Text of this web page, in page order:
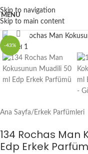
Skip to navigation
Skip to main content
MENU
-43%
Click to enlarge
Ana Sayfa/ Erkek Parfümleri
134 Rochas Man
Edp Erkek